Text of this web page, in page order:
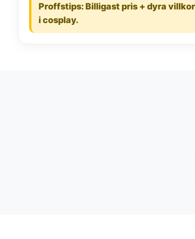
Proffstips: Billigast pris + dyra
i cosplay.